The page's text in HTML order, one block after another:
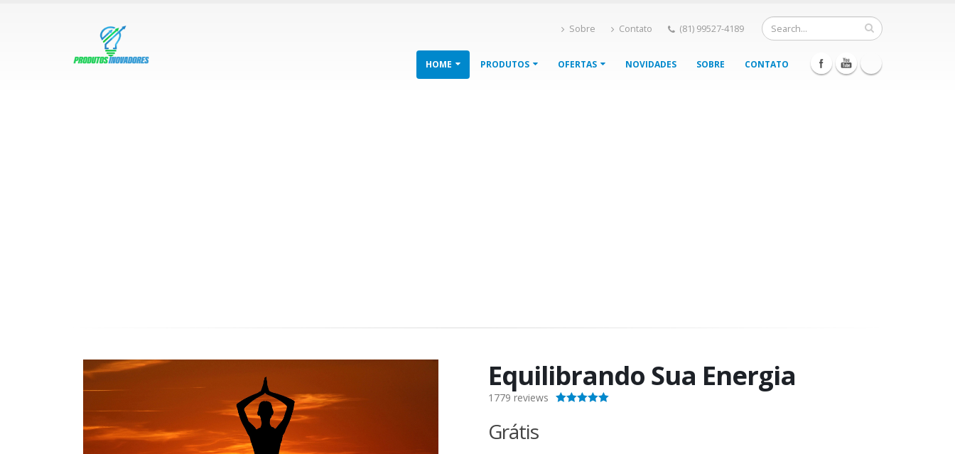
Sobre Contato (81) 99527-4189
HOME PRODUTOS OFERTAS NOVIDADES SOBRE CONTATO
Equilibrando Sua Energia
1779 reviews
Grátis